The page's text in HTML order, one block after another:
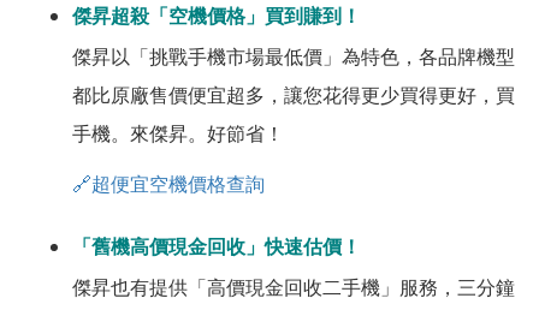
傑昇超殺「空機價格」買到賺到！
傑昇以「挑戰手機市場最低價」為特色，各品牌機型
都比原廠售價便宜超多，讓您花得更少買得更好，買
手機。來傑昇。好節省！
🔗超便宜空機價格查詢
「舊機高價現金回收」快速估價！
傑昇也有提供「高價現金回收二手機」服務，三分鐘